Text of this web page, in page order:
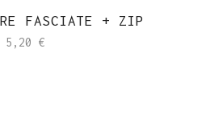
9,50 €
FASCIATE + ZIP
5,20 €